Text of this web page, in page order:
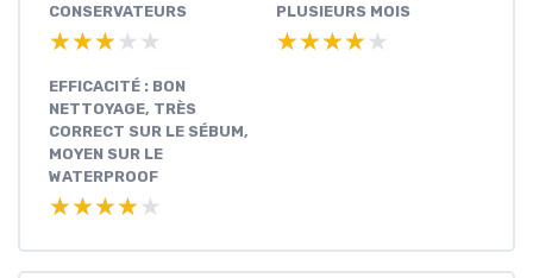
CONSERVATEURS
★★★★★
★★★★★
PLUSIEURS MOIS
★★★★★
★★★★★
EFFICACITÉ : BON
NETTOYAGE, TRÈS
CORRECT SUR LE SÉBUM,
MOYEN SUR LE
WATERPROOF
★★★★★
★★★★★